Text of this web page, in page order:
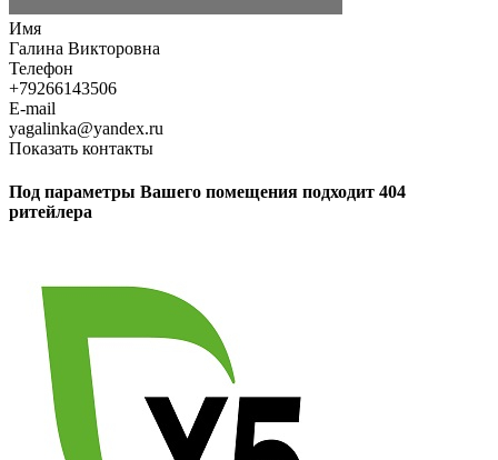
Имя
Галина Викторовна
Телефон
+79266143506
E-mail
yagalinka@yandex.ru
Показать контакты
Под параметры Вашего помещения подходит 404
ритейлера